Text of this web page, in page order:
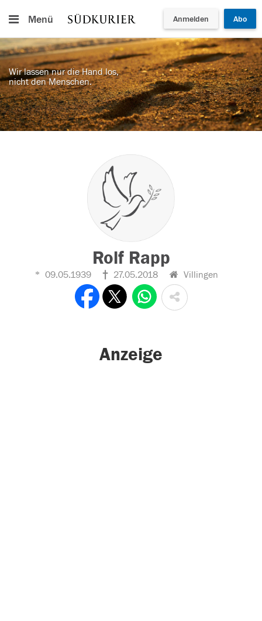
Menü Anmelden Abo
Wir lassen nur die Hand los,
nicht den Menschen.
Rolf Rapp
09.05.1939 27.05.2018 Villingen
Anzeige